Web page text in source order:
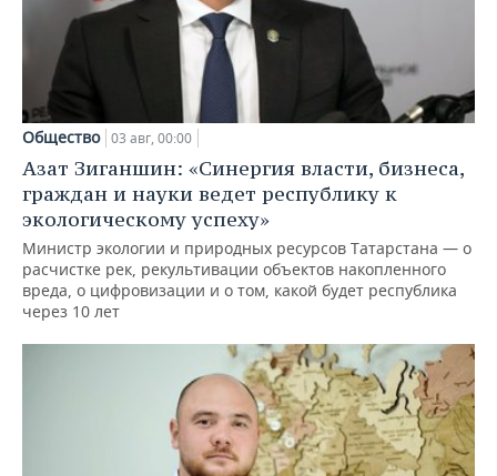
Общество 03 авг, 00:00
Азат Зиганшин: «Синергия власти, бизнеса,
граждан и науки ведет республику к
экологическому успеху»
Министр экологии и природных ресурсов Татарстана — о
расчистке рек, рекультивации объектов накопленного
вреда, о цифровизации и о том, какой будет республика
через 10 лет